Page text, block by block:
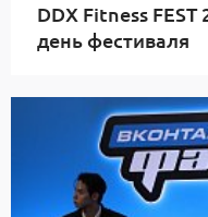
DDX Fitness
день фестиваля